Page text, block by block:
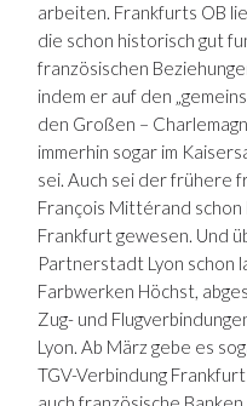
arbeiten. Frankfurts OB
die schon historisch gut
französischen
indem er auf den
den Großen –
immerhin sogar im
sei. Auch sei der frühere
François Mittérand
Frankfurt gewesen. Und
Partnerstadt Lyon schon
Farbwerken Höchst,
Zug- und
Lyon. Ab März gebe es
TGV-Verbindung